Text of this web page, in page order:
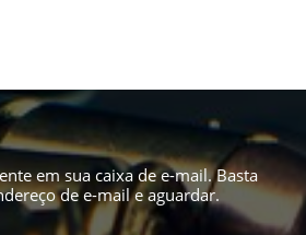
em sua caixa de e-mail. Basta
de e-mail e aguardar.